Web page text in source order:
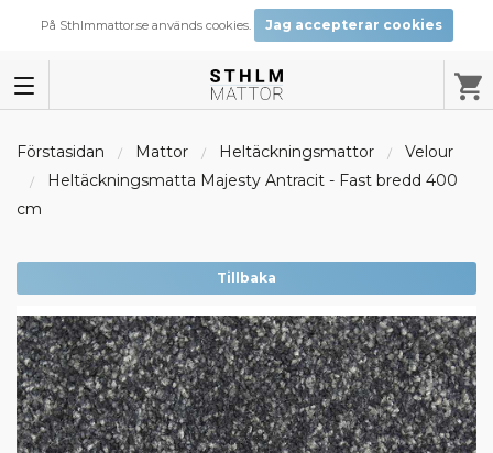
På Sthlmmattor.se används cookies. Jag accepterar cookies
Förstasidan Mattor Heltäckningsmattor
Velour
Heltäckningsmatta Majesty Antracit - Fast bredd 400
cm
Tillbaka